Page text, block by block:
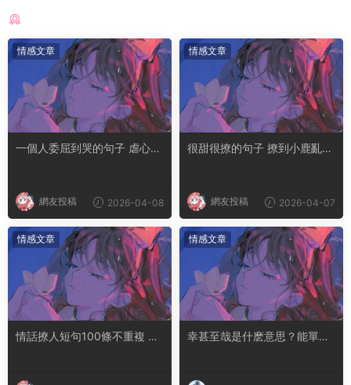
情感文章
一個人委屈到哭的句子 虐心到
網友投稿 2026-04-08
情感文章
很甜很撩的句子 撩到小鹿亂撞
網友投稿 2026-04-07
情感文章
情話撩人短句100條不重複 土
情感文章
幸甚至哉是什麽意思？能單獨